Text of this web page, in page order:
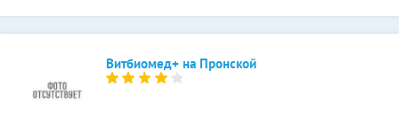
Витбиомед+ на Пронской